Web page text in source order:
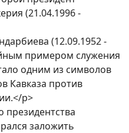
(21.04.1996 -
(12.09.1952 -
примером служения
одним из символов
Кавказа против
p>
президентства
заложить